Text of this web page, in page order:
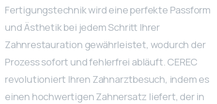
Fertigungstechnik wird eine perfekte Passform
und Ästhetik bei jedem Schritt Ihrer
Zahnrestauration gewährleistet, wodurch der
Prozess sofort und fehlerfrei abläuft. CEREC
revolutioniert Ihren Zahnarztbesuch, indem es
einen hochwertigen Zahnersatz liefert, der in